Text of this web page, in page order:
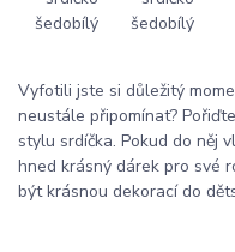
Vyfotili jste si důležitý
neustále připomínat?
stylu srdíčka. Pokud do něj
hned krásný dárek pro své
být krásnou dekorací do